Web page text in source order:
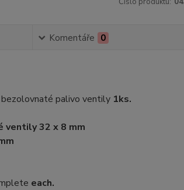
Komentáře 0
palivo ventily 1ks.
ventily 32 x 8 mm
each.